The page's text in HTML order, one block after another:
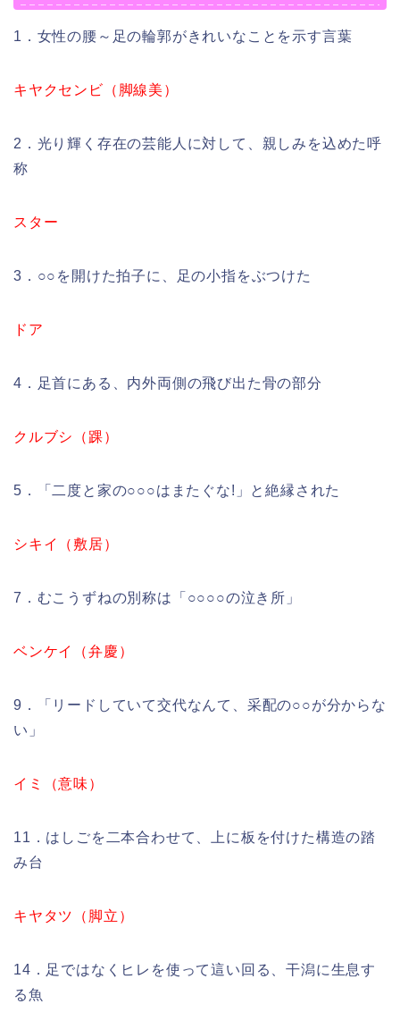
1．女性の腰～足の輪郭がきれいなことを示す言葉
キヤクセンビ（脚線美）
2．光り輝く存在の芸能人に対して、親しみを込めた呼
称
スター
3．○○を開けた拍子に、足の小指をぶつけた
ドア
4．足首にある、内外両側の飛び出た骨の部分
クルブシ（踝）
5．「二度と家の○○○はまたぐな!」と絶縁された
シキイ（敷居）
7．むこうずねの別称は「○○○○の泣き所」
ベンケイ（弁慶）
9．「リードしていて交代なんて、采配の○○が分からな
い」
イミ（意味）
11．はしごを二本合わせて、上に板を付けた構造の踏
み台
キヤタツ（脚立）
14．足ではなくヒレを使って這い回る、干潟に生息す
る魚